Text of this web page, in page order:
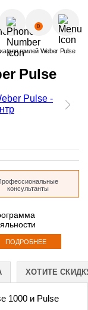
0
для грилей Weber Pulse
Pulse
ПОДРОБНЕЕ
консультанты
ХОТИТЕ
1000 и Pulse